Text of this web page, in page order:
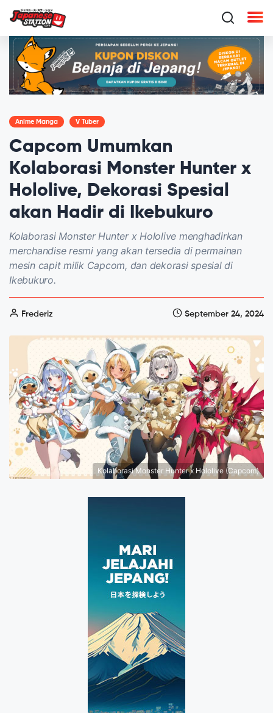
Anime Manga V Tuber
Capcom Umumkan
Kolaborasi Monster Hunter x
Hololive, Dekorasi Spesial
akan Hadir di Ikebukuro
Kolaborasi Monster Hunter x Hololive menghadirkan
merchandise resmi yang akan tersedia di permainan
mesin capit milik Capcom, dan dekorasi spesial di
Ikebukuro.
Frederiz September 24, 2024
Kolaborasi Monster Hunter x Hololive (Capcom)